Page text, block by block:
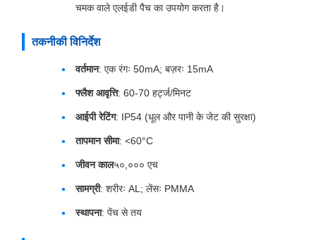
चमक वाले एलईडी पैच का उपयोग करता है।
तकनीकी विनिर्देश
वर्तमान: एक रंगः 50mA; बज़रः 15mA
फ्लैश आवृत्ति: 60-70 हर्ट्ज/मिनट
आईपी रेटिंग: IP54 (धूल और पानी के जेट की सुरक्षा)
तापमान सीमा: <60°C
जीवन काल५०,००० एच
सामग्री: शरीरः AL; लेंसः PMMA
स्थापना: पेंच से तय